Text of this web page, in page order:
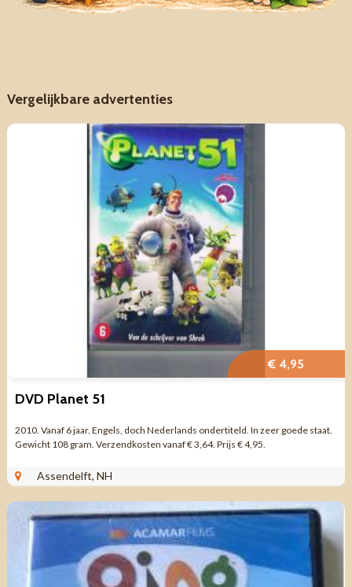
Vergelijkbare advertenties
€ 4,95
DVD Planet 51
2010. Vanaf 6 jaar. Engels, doch Nederlands ondertiteld. In zeer goede staat.
Gewicht 108 gram. Verzendkosten vanaf € 3,64. Prijs € 4,95.
Assendelft, NH